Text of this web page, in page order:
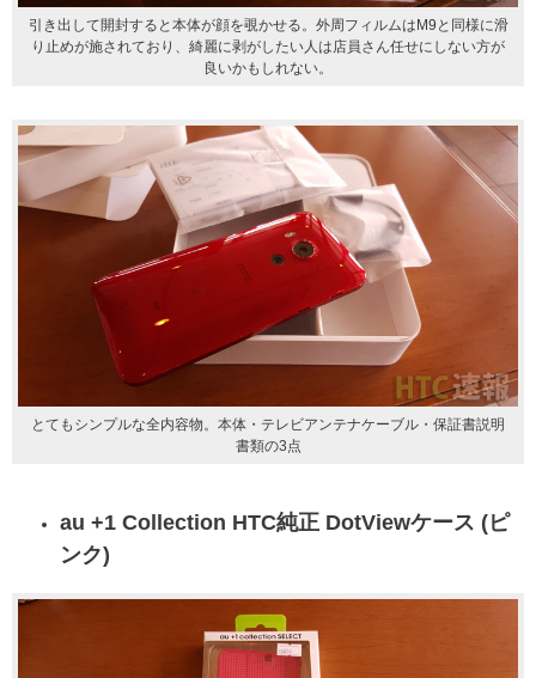
引き出して開封すると本体が顔を覗かせる。外周フィルムはM9と同様に滑
り止めが施されており、綺麗に剥がしたい人は店員さん任せにしない方が
良いかもしれない。
とてもシンプルな全内容物。本体・テレビアンテナケーブル・保証書説明
書類の3点
au +1 Collection HTC純正 DotViewケース (ピ
ンク)